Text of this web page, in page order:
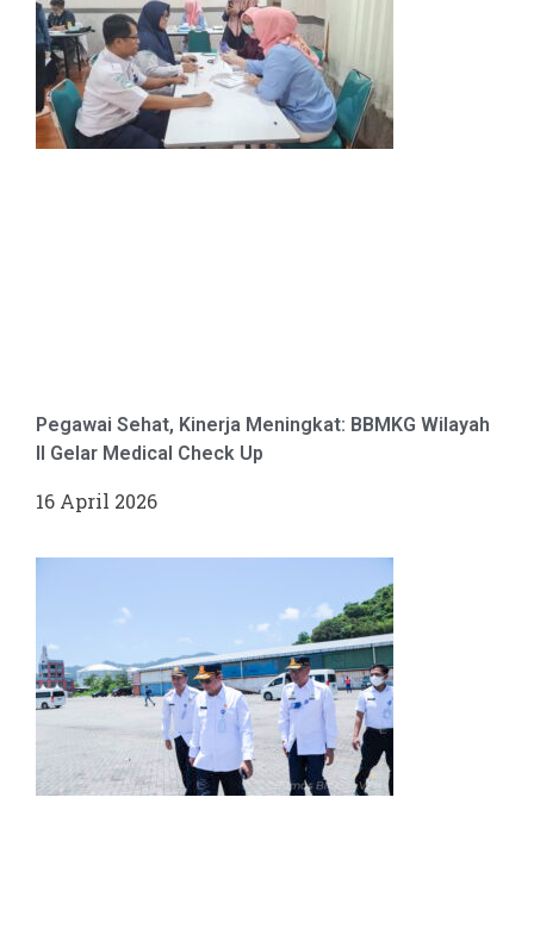
Pegawai Sehat, Kinerja Meningkat: BBMKG Wilayah
II Gelar Medical Check Up
16 April 2026